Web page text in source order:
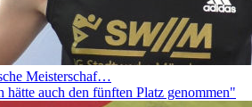
Meisterschaf…
auch den fünften Platz genommen"